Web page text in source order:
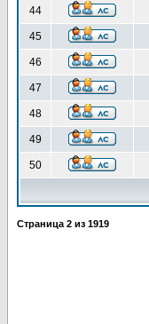
44
45
46
47
48
49
50
Страница 2 из 1919